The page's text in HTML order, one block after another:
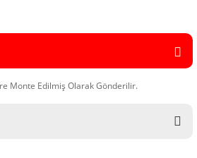
Monte Edilmiş Olarak Gönderilir.